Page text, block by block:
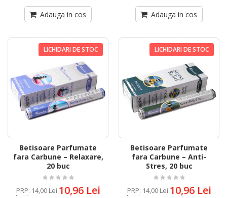
Adauga in cos Adauga in cos
LICHIDARI DE STOC
Betisoare Parfumate
fara Carbune – Relaxare,
20 buc
PRP: 14,00 Lei 10,96 Lei
LICHIDARI DE STOC
Betisoare Parfumate
fara Carbune – Anti-
Stres, 20 buc
PRP: 14,00 Lei 10,96 Lei